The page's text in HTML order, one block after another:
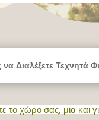
Διαλέξετε Τεχνητά
το χώρο σας, μια και